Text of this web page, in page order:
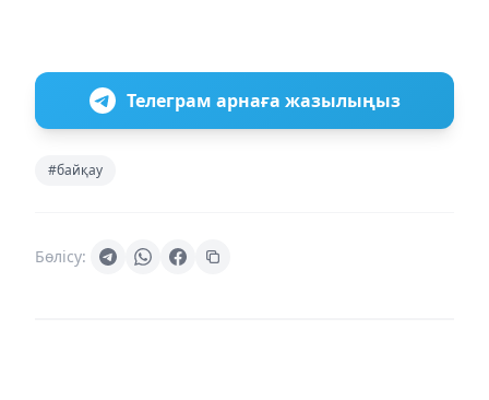
Телеграм арнаға жазылыңыз
#байқау
Бөлісу: